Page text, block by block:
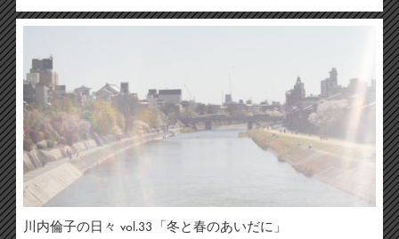
川内倫子の日々 vol.33「冬と春のあいだに」